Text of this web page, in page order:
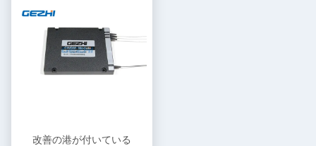
改善の港が付いている